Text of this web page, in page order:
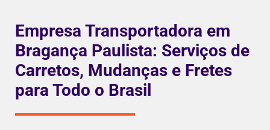
Empresa Transportadora em
Bragança Paulista: Serviços de
Carretos, Mudanças e Fretes
para Todo o Brasil